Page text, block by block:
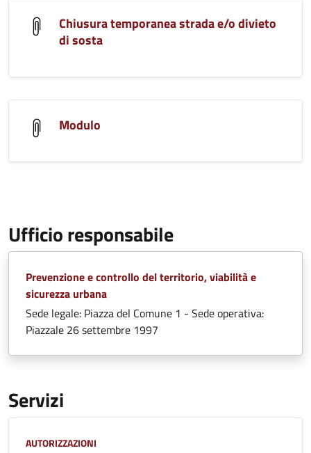
Chiusura temporanea strada e/o divieto
di sosta
Modulo
Ufficio responsabile
Prevenzione e controllo del territorio, viabilità e
sicurezza urbana
Sede legale: Piazza del Comune 1 - Sede operativa:
Piazzale 26 settembre 1997
Servizi
Categoria:
AUTORIZZAZIONI